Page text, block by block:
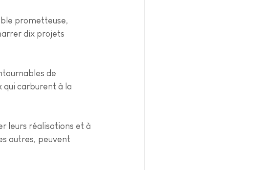
prometteuse,
dix projets
de
qui carburent à la
leurs réalisations et à
autres, peuvent